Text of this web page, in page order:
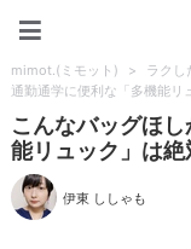
mimot.(ミモット) > ラクし
通勤通学に便利な「多機能
こんなバッグほ
能リュック」は
伊東 ししゃも